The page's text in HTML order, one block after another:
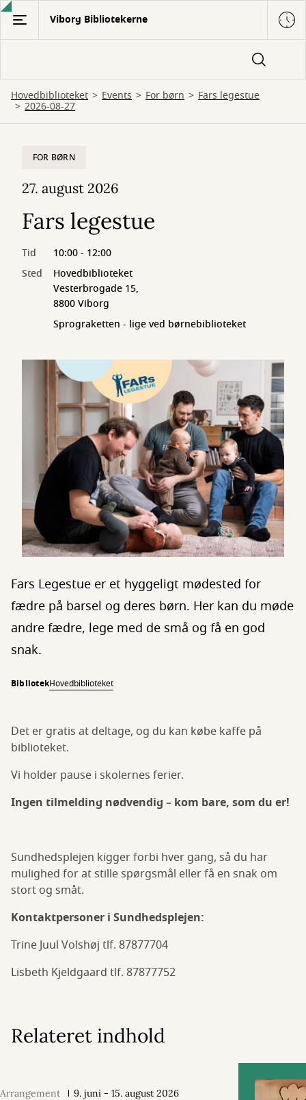
Gå
hovedindhold
Viborg Bibliotekerne
Hovedbiblioteket Events For børn Fars legestue
2026-08-27
FOR BØRN
27. august 2026
Fars legestue
Tid
10:00 - 12:00
Sted
Hovedbiblioteket
Vesterbrogade 15,
8800 Viborg
Sprograketten - lige ved børnebiblioteket
Fars Legestue er et hyggeligt mødested for
fædre på barsel og deres børn. Her kan du møde
andre fædre, lege med de små og få en god
snak.
BibliotekHovedbiblioteket
Det er gratis at deltage, og du kan købe kaffe på
biblioteket.
Vi holder pause i skolernes ferier.
Ingen tilmelding nødvendig – kom bare, som du er!
Sundhedsplejen kigger forbi hver gang, så du har
mulighed for at stille spørgsmål eller få en snak om
stort og småt.
Kontaktpersoner i Sundhedsplejen:
Trine Juul Volshøj tlf. 87877704
Lisbeth Kjeldgaard tlf. 87877752
Relateret indhold
Arrangement 9. juni - 15. august 2026